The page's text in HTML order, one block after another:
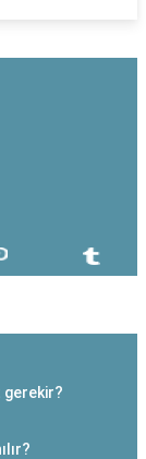
gerekir?